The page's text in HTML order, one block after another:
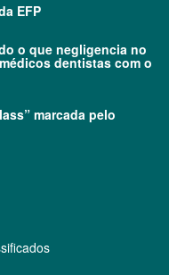
EFP
o que negligencia no
dentistas com o
marcada pelo